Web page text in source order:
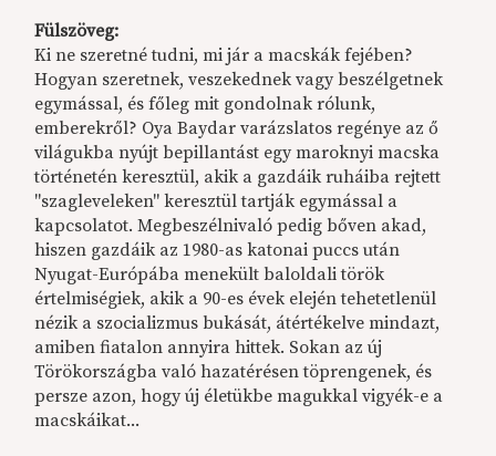
Fülszöveg:
Ki ne szeretné tudni, mi jár a macskák fejében?
Hogyan szeretnek, veszekednek vagy beszélgetnek
egymással, és főleg mit gondolnak rólunk,
emberekről? Oya Baydar varázslatos regénye az ő
világukba nyújt bepillantást egy maroknyi macska
történetén keresztül, akik a gazdáik ruháiba rejtett
"szagleveleken" keresztül tartják egymással a
kapcsolatot. Megbeszélnivaló pedig bőven akad,
hiszen gazdáik az 1980-as katonai puccs után
Nyugat-Európába menekült baloldali török
értelmiségiek, akik a 90-es évek elején tehetetlenül
nézik a szocializmus bukását, átértékelve mindazt,
amiben fiatalon annyira hittek. Sokan az új
Törökországba való hazatérésen töprengenek, és
persze azon, hogy új életükbe magukkal vigyék-e a
macskáikat...